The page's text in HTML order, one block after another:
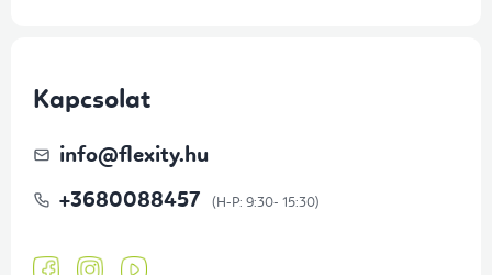
Kapcsolat
info@flexity.hu
+3680088457